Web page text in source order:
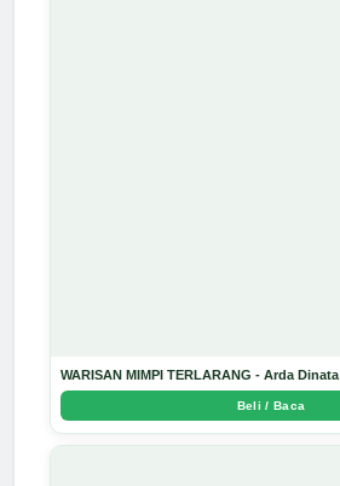
WARISAN MIMPI TERLARANG - Arda Dinata
Beli / Baca